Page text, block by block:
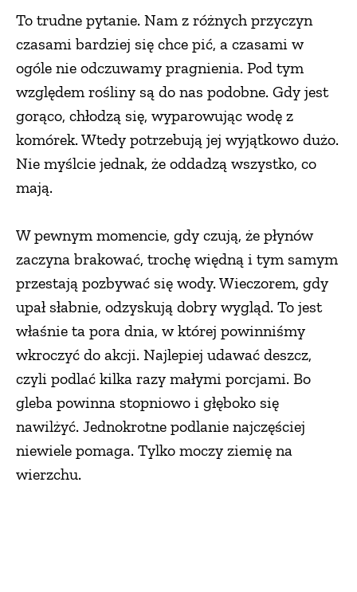
To trudne pytanie. Nam z różnych przyczyn
czasami bardziej się chce pić, a czasami w
ogóle nie odczuwamy pragnienia. Pod tym
względem rośliny są do nas podobne. Gdy jest
gorąco, chłodzą się, wyparowując wodę z
komórek. Wtedy potrzebują jej wyjątkowo dużo.
Nie myślcie jednak, że oddadzą wszystko, co
mają.
W pewnym momencie, gdy czują, że płynów
zaczyna brakować, trochę więdną i tym samym
przestają pozbywać się wody. Wieczorem, gdy
upał słabnie, odzyskują dobry wygląd. To jest
właśnie ta pora dnia, w której powinniśmy
wkroczyć do akcji. Najlepiej udawać deszcz,
czyli podlać kilka razy małymi porcjami. Bo
gleba powinna stopniowo i głęboko się
nawilżyć. Jednokrotne podlanie najczęściej
niewiele pomaga. Tylko moczy ziemię na
wierzchu.